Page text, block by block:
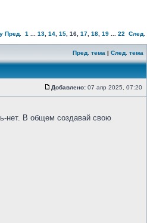
Пред. 1 13 14 15 16 17 18 19 22 След.
Пред. тема | След. тема
Добавлено: 07 апр 2025, 07:20
нет. В общем создавай свою